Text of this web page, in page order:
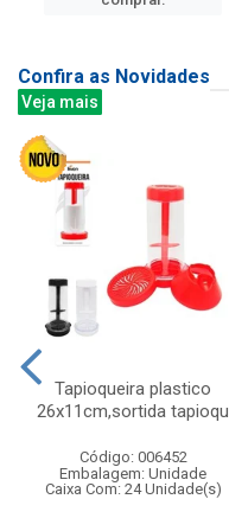
Confira as Novidades
Veja mais
Tapioqueira plastico
26x11cm,sortida tapioqu
Código: 006452
Embalagem: Unidade
Caixa Com: 24 Unidade(s)